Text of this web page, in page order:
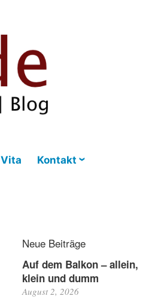
Vita Kontakt
Neue Beiträge
Auf dem Balkon – allein,
klein und dumm
August 2, 2026